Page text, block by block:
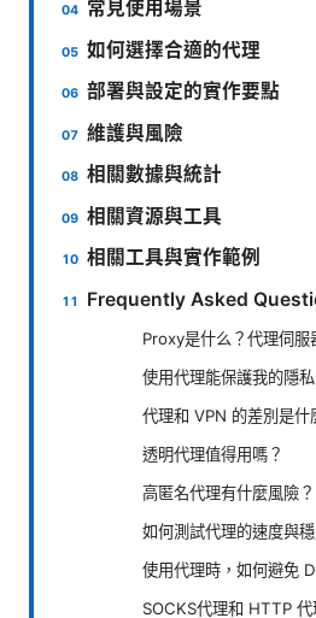
常見使用場景
如何選擇合適的代理
部署與設定的實作要點
維護與風險
相關數據與統計
相關資源與工具
相關工具與實作範例
Frequently Asked
Proxy是什么？代理伺服
使用代理能保護我的隱私
代理和 VPN 的差別是什
透明代理值得用嗎？
高匿名代理有什麼風險？
如何測試代理的速度與穩
使用代理時，如何避免
SOCKS代理和 HTTP 代